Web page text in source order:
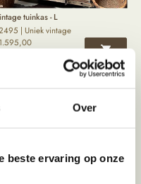
Over
beste ervaring op onze
tuinkas - L
| Uniek vintage
1.595,00